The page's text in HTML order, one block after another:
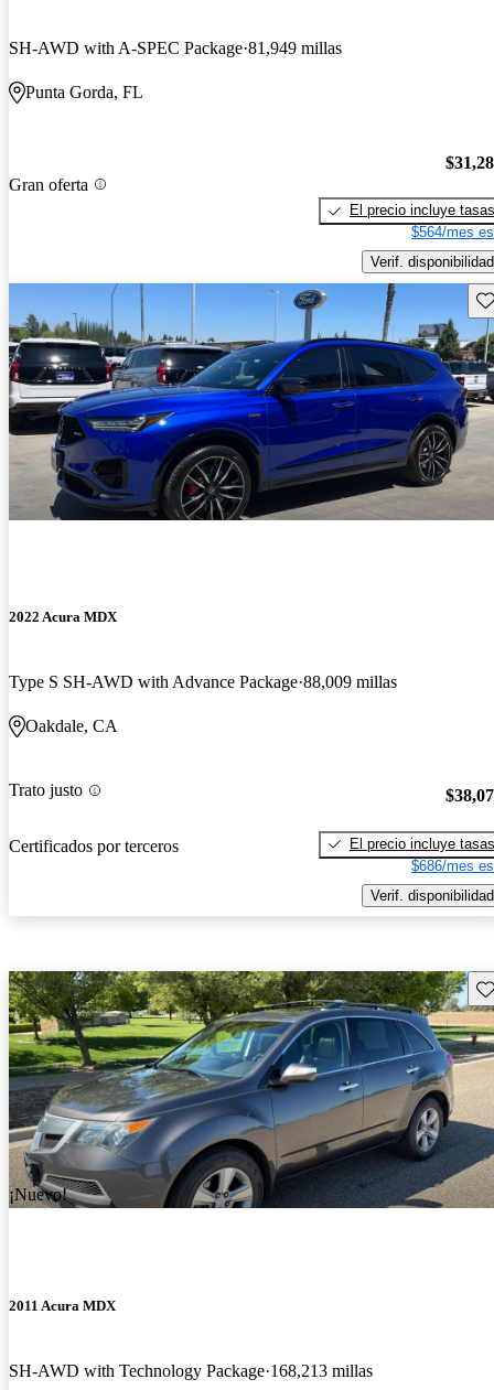
SH-AWD with A-SPEC Package 81,949 millas
Punta Gorda, FL
Gran oferta
El precio incluye tasas
$564/mes
Verif. disponibilidad
2022 Acura MDX
Type S SH-AWD with Advance Package 88,009 millas
Oakdale, CA
Trato justo
Certificados por terceros
El precio incluye tasas
$686/mes
Verif. disponibilidad
¡Nuevo!
2011 Acura MDX
SH-AWD with Technology Package 168,213 millas